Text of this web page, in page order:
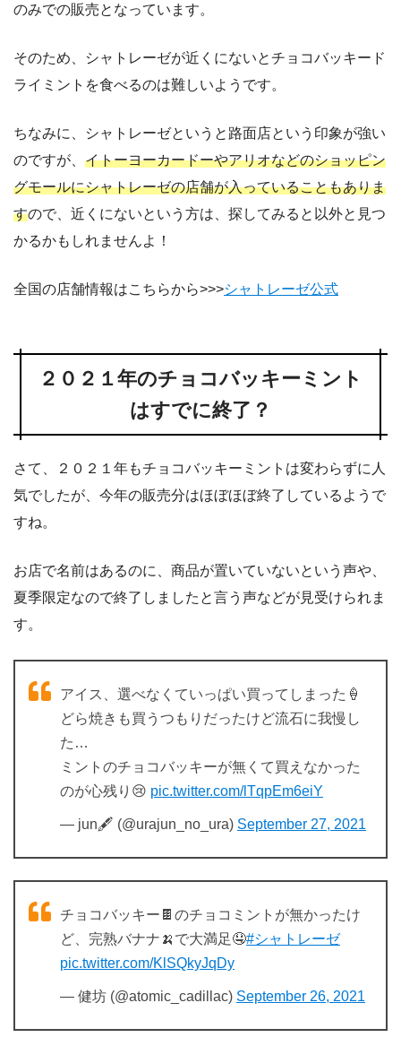
のみでの販売となっています。
そのため、シャトレーゼが近くにないとチョコバッキード
ライミントを食べるのは難しいようです。
ちなみに、シャトレーゼというと路面店という印象が強い
のですが、 イトーヨーカードーやアリオなどのショッピン
グモールにシャトレーゼの店舗が入っていることもありま
すので、近くにないという方は、探してみると以外と見つ
かるかもしれませんよ！
全国の店舗情報はこちらから>>>シャトレーゼ公式
２０２１年のチョコバッキーミント
はすでに終了？
さて、２０２１年もチョコバッキーミントは変わらずに人
気でしたが、今年の販売分はほぼほぼ終了しているようで
すね。
お店で名前はあるのに、商品が置いていないという声や、
夏季限定なので終了しましたと言う声などが見受けられま
す。
アイス、選べなくていっぱい買ってしまった🍦
どら焼きも買うつもりだったけど流石に我慢し
た…
ミントのチョコバッキーが無くて買えなかった
のが心残り😢 pic.twitter.com/lTqpEm6eiY
— jun🖋 (@urajun_no_ura) September 27, 2021
チョコバッキー🍫のチョコミントが無かったけ
ど、完熟バナナ🍌で大満足🤤#シャトレーゼ
pic.twitter.com/KlSQkyJqDy
— 健坊 (@atomic_cadillac) September 26, 2021